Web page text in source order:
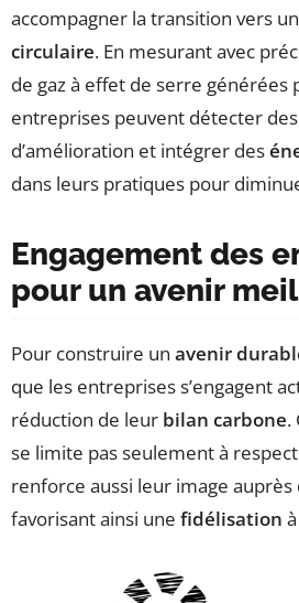
accompagner la transition vers
circulaire. En mesurant avec
de gaz à effet de serre générées
entreprises peuvent détecter
d’amélioration et intégrer des
dans leurs pratiques pour
Engagement des
pour un avenir
Pour construire un avenir
que les entreprises s’engagent
réduction de leur bilan carbone.
se limite pas seulement à
renforce aussi leur image
favorisant ainsi une fidélisation